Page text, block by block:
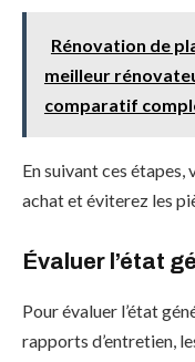
Rénovation de
meilleur
comparatif
En suivant ces
achat et éviterez les
Évaluer l’état
Pour évaluer l’état
rapports d’entretien,